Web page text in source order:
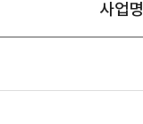
사업명